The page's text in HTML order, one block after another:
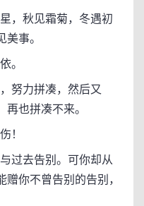
，秋见霜菊，冬遇初
事。
。
努力拼凑，然后又
也拼凑不来。
！
过去告别。可你却从
你不曾告别的告别，